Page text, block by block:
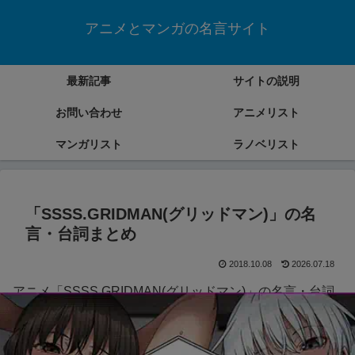
アニメとマンガの名言サイト
最新記事 サイトの説明
お問い合わせ アニメリスト
マンガリスト ラノベリスト
「SSSS.GRIDMAN(グリッドマン)」の名
言・台詞まとめ
2018.10.08 2026.07.18
アニメ「SSSS.GRIDMAN(グリッドマン)」の名言・台詞
をまとめていきます。